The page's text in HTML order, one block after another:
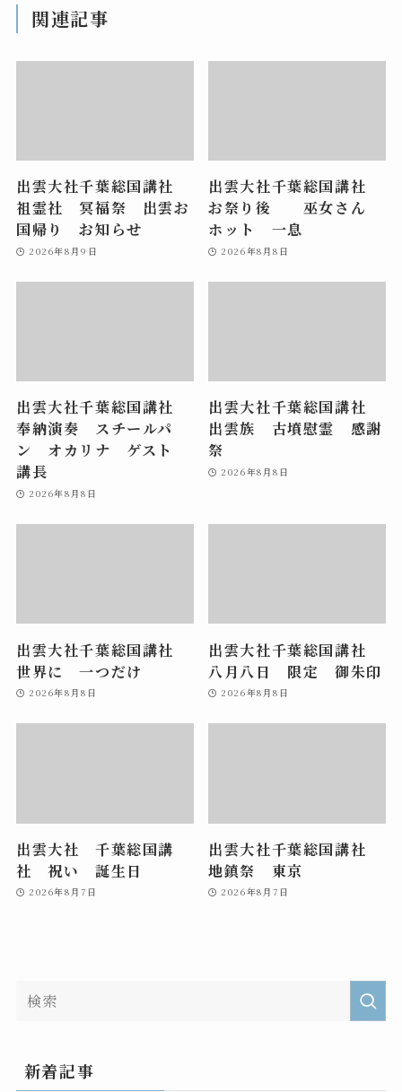
関連記事
出雲大社千葉総国講社
祖霊社 冥福祭 出雲お
国帰り お知らせ
2026年8月9日
出雲大社千葉総国講社
お祭り後 巫女さん
ホット 一息
2026年8月8日
出雲大社千葉総国講社
奉納演奏 スチールパ
ン オカリナ ゲスト
講長
2026年8月8日
出雲大社千葉総国講社
出雲族 古墳慰霊 感謝
祭
2026年8月8日
出雲大社千葉総国講社
世界に 一つだけ
2026年8月8日
出雲大社千葉総国講社
八月八日 限定 御朱印
2026年8月8日
出雲大社 千葉総国講
社 祝い 誕生日
2026年8月7日
出雲大社千葉総国講社
地鎮祭 東京
2026年8月7日
新着記事